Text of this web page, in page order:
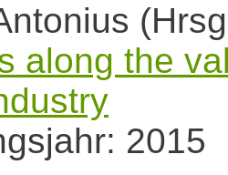
along the
2015